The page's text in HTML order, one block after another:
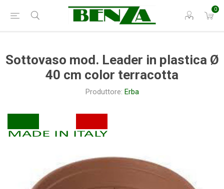
0
Sottovaso mod. Leader in plastica Ø
40 cm color terracotta
Produttore: Erba